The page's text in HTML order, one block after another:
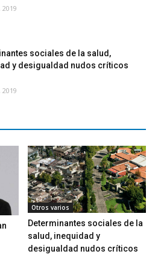
sociales de la salud,
y desigualdad nudos críticos
Otros varios
Determinantes sociales de la
salud, inequidad y
desigualdad nudos críticos